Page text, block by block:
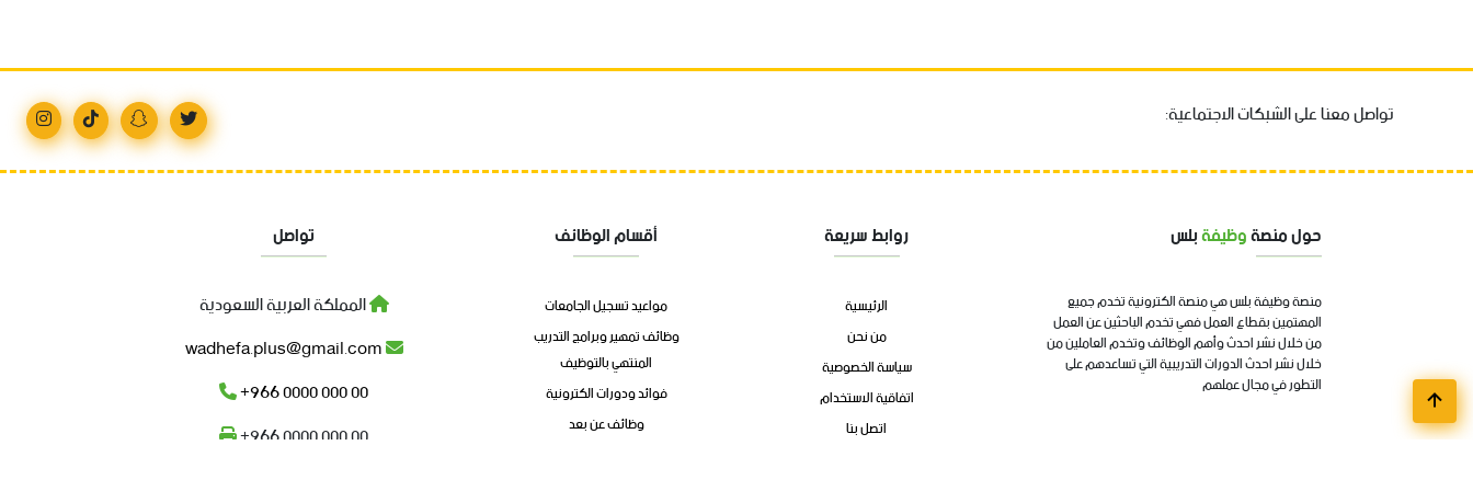
تواصل معنا على الشبكات الاجتماعية:
حول منصةوظيفةبلس
منصة وظيفة بلس هي منصة الكترونية تخدم جميع
المهتمين بقطاع العمل فهي تخدم الباحثين عن العمل
من خلال نشر احدث وأهم الوظائف وتخدم العاملين من
خلال نشر احدث الدورات التدريبية التي تساعدهم على
التطور في مجال عملهم
روابط سريعة
الرئيسية
من نحن
سياسة الخصوصية
اتفاقية الاستخدام
اتصل بنا
أقسام الوظائف
مواعيد تسجيل الجامعات
وظائف تمهير وبرامج التدريب
المنتهي بالتوظيف
فوائد ودورات الكترونية
وظائف عن بعد
تواصل
المملكة العربية السعودية
+966 0000 000 00
+966 0000 000 00